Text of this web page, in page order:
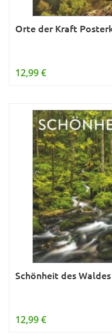
Orte der Kraft
12,99 €
Schönheit des
12,99 €